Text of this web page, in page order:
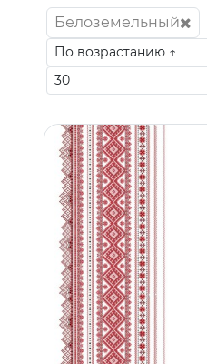
Белоземельный